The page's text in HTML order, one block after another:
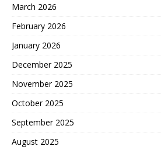
March 2026
February 2026
January 2026
December 2025
November 2025
October 2025
September 2025
August 2025